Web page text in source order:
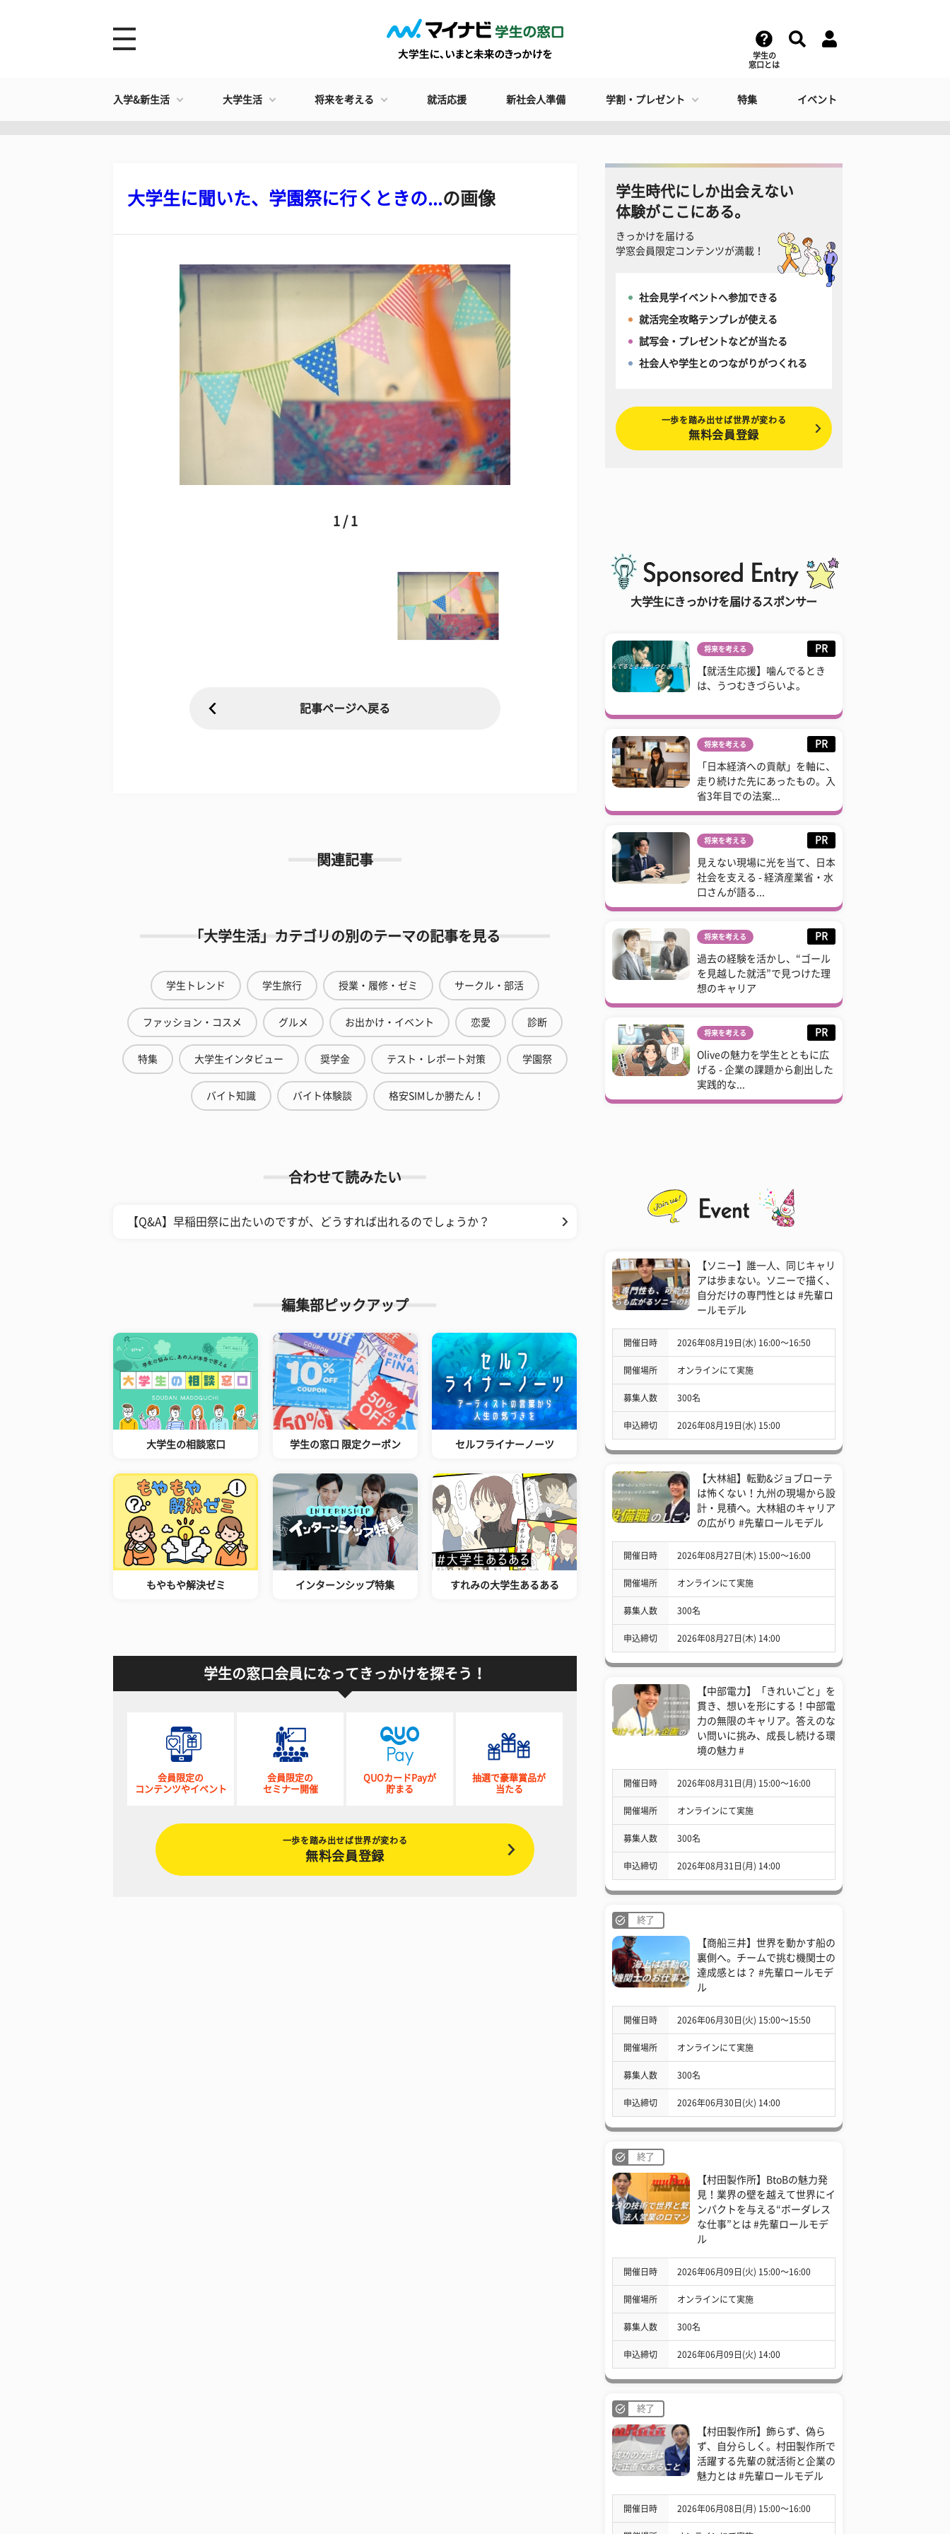
学生の
窓口とは
入学&新生活 大学生活 将来を考える 就活応援 新社会人準備 学割・プレゼント 特集 イベント
大学生に聞いた、学園祭に行くときの...の画像
1 / 1
記事ページへ戻る
関連記事
「大学生活」カテゴリの別のテーマの記事を見る
学生トレンド 学生旅行 授業・履修・ゼミ サークル・部活
ファッション・コスメ グルメ お出かけ・イベント 恋愛 診断
特集 大学生インタビュー 奨学金 テスト・レポート対策 学園祭
バイト知識 バイト体験談 格安SIMしか勝たん！
合わせて読みたい
【Q&A】早稲田祭に出たいのですが、どうすれば出れるのでしょうか？
編集部ピックアップ
大学生の相談窓口 学生の窓口 限定クーポン セルフライナーノーツ
もやもや解決ゼミ インターンシップ特集 すれみの大学生あるある
学生の窓口会員になってきっかけを探そう！
会員限定の
コンテンツやイベント
会員限定の
セミナー開催
QUOカードPayが
貯まる
抽選で豪華賞品が
当たる
一歩を踏み出せば世界が変わる
無料会員登録
学生時代にしか出会えない
体験がここにある。
きっかけを届ける
学窓会員限定コンテンツが満載！
社会見学イベントへ参加できる
就活完全攻略テンプレが使える
試写会・プレゼントなどが当たる
社会人や学生とのつながりがつくれる
一歩を踏み出せば世界が変わる
無料会員登録
大学生にきっかけを届けるスポンサー
将来を考える PR
【就活生応援】噛んでるとき
は、うつむきづらいよ。
将来を考える PR
「日本経済への貢献」を軸に、
走り続けた先にあったもの。入
省3年目での法案...
将来を考える PR
見えない現場に光を当て、日本
社会を支える - 経済産業省・水
口さんが語る...
将来を考える PR
過去の経験を活かし、“ゴール
を見越した就活”で見つけた理
想のキャリア
将来を考える PR
Oliveの魅力を学生とともに広
げる - 企業の課題から創出した
実践的な...
【ソニー】誰一人、同じキャリ
アは歩まない。ソニーで描く、
自分だけの専門性とは #先輩ロ
ールモデル
開催日時 2026年08月19日(水) 16:00〜16:50
開催場所 オンラインにて実施
募集人数 300名
申込締切 2026年08月19日(水) 15:00
【大林組】転勤&ジョブローテ
は怖くない！九州の現場から設
計・見積へ。大林組のキャリア
の広がり #先輩ロールモデル
開催日時 2026年08月27日(木) 15:00〜16:00
開催場所 オンラインにて実施
募集人数 300名
申込締切 2026年08月27日(木) 14:00
【中部電力】「きれいごと」を
貫き、想いを形にする！中部電
力の無限のキャリア。答えのな
い問いに挑み、成長し続ける環
境の魅力 #
開催日時 2026年08月31日(月) 15:00〜16:00
開催場所 オンラインにて実施
募集人数 300名
申込締切 2026年08月31日(月) 14:00
終了
【商船三井】世界を動かす船の
裏側へ。チームで挑む機関士の
達成感とは？ #先輩ロールモデ
ル
開催日時 2026年06月30日(火) 15:00〜15:50
開催場所 オンラインにて実施
募集人数 300名
申込締切 2026年06月30日(火) 14:00
終了
【村田製作所】BtoBの魅力発
見！業界の壁を越えて世界にイ
ンパクトを与える“ボーダレス
な仕事”とは #先輩ロールモデ
ル
開催日時 2026年06月09日(火) 15:00〜16:00
開催場所 オンラインにて実施
募集人数 300名
申込締切 2026年06月09日(火) 14:00
終了
【村田製作所】飾らず、偽ら
ず、自分らしく。村田製作所で
活躍する先輩の就活術と企業の
魅力とは #先輩ロールモデル
開催日時 2026年06月08日(月) 15:00〜16:00